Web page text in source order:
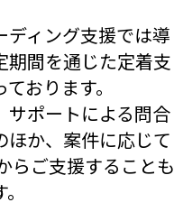
ディング支援では導
期間を通じた定着支
おります。
サポートによる問合
ほか、案件に応じて
らご支援することも